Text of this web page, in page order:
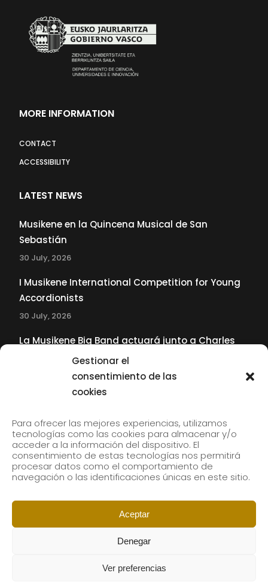
Gestionar el
consentimiento de las
cookies
Para ofrecer las mejores experiencias, utilizamos
tecnologías como las cookies para almacenar y/o
acceder a la información del dispositivo. El
consentimiento de estas tecnologías nos permitirá
procesar datos como el comportamiento de
navegación o las identificaciones únicas en este sitio.
Aceptar
Denegar
Ver preferencias
MORE INFORMATION
CONTACT
ACCESSIBILITY
LATEST NEWS
Musikene en la Quincena Musical de San
Sebastián
30 July, 2026
I Musikene International Competition for Young
Accordionists
30 July, 2026
La Musikene Big Band actuará junto a Charles
Tolliver en el 61 Jazzaldia
Subscribe to our newsletter to receive our news by
email.